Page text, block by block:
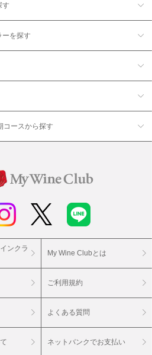
す
ーを探す
コースから探す
ンクラ
My Wine Clubとは
ご利用規約
よくある質問
ネットバンクでお支払い